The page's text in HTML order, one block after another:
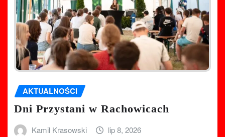
AKTUALNOŚCI
Dni Przystani w Rachowicach
Kamil Krasowski lip 8, 2026